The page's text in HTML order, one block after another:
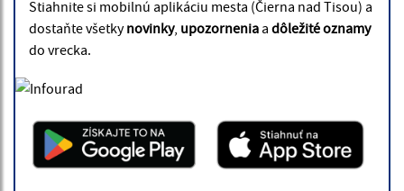
Stiahnite si mobilnú aplikáciu mesta (Čierna nad Tisou) a
dostaňte všetkynovinky, upozornenia a dôležité oznamy
do vrecka.